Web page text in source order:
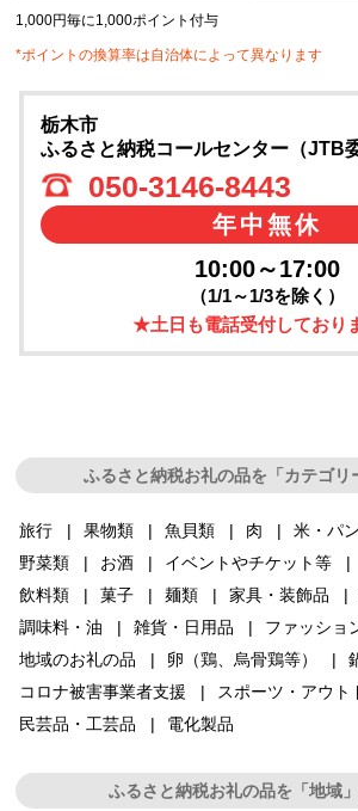
1,000円毎に1,000ポイント付与
*ポイントの換算率は自治体によって異なります
栃木市
ふるさと納税コールセンター（JTB委
050-3146-8443
年中無休
10:00～17:00
（1/1～1/3を除く）
★土日も電話受付しており
ふるさと納税お礼の品を「カテゴリ
旅行 果物類 魚貝類 肉 米・パン
野菜類
お酒 イベントやチケット等
飲料類
菓子 麺類 家具・装飾品
調味料・油
雑貨・日用品 ファッショ
地域のお礼の品
卵（鶏、烏骨鶏等）
コロナ被害事業者支援
スポーツ・アウト
民芸品・工芸品
電化製品
ふるさと納税お礼の品を「地域